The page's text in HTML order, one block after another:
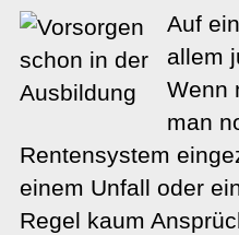
Auf
allem
Wenn
man
Rentensystem
einem Unfall oder
Regel kaum